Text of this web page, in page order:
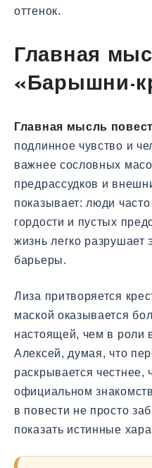
оттенок.
Главная
«Барышни-
Главная мысль
подлинное чувство и
важнее сословных
предрассудков и
показывает: люди
гордости и пустых
жизнь легко разрушает
барьеры.
Лиза притворяется
маской оказывается
настоящей, чем в роли
Алексей, думая, что
раскрывается
официальном
в повести не просто
показать истинные